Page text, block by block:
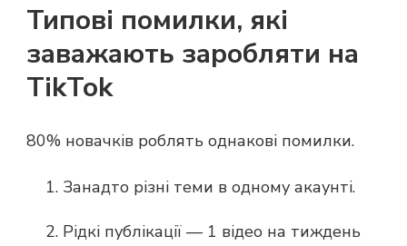
Типові помилки, які
заважають заробляти на
TikTok
80% новачків роблять однакові помилки.
Занадто різні теми в одному акаунті.
Рідкі публікації — 1 відео на тиждень